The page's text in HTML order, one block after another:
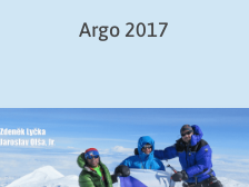
Argo 2017